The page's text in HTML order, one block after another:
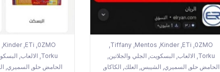
0ZMO
,
ETi
,
Kinder
,
Mentos
,
Tiffany
,
Torku
,الالعاب,البسكويت,الجلي والجلاتين,
الحامض حلو,السميري,الشيبس,العلك,الكاكاو,
0ZMO
,
ETi
,
Kinder
,
Torku
,الالعاب,
الحامض حلو,السميري,